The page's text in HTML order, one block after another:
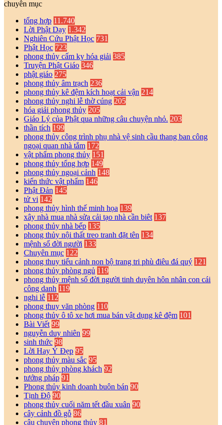
chuyên mục
tổng hợp 11.740
Lời Phật Dạy 1.342
Nghiên Cứu Phật Học 731
Phật Học 723
phong thủy cấm kỵ hóa giải 385
Truyện Phật Giáo 346
phật giáo 275
phong thủy âm trạch 236
phong thủy kê đệm kích hoạt cải vận 214
phong thủy nghi lễ thờ cúng 205
hóa giải phong thủy 205
Giáo Lý của Phật qua những câu chuyện nhỏ. 203
thần tích 199
phong thủy công trình phụ nhà vệ sinh cầu thang ban công
ngoại quan nhà tắm 172
vật phẩm phong thủy 151
phong thủy tổng hợp 149
phong thủy ngoại cảnh 148
kiến thức vật phẩm 146
Phật Đản 145
tử vi 142
phong thủy hình thế minh họa 139
xây nhà mua nhà sửa cải tạo nhà cần biêt 137
phong thủy nhà bếp 135
phong thủy nội thất treo tranh đặt tên 134
mệnh số đời người 133
Chuyên mục 122
phong thuy tiểu cảnh non bộ trang tri phù điêu đá quý 121
phong thủy phòng ngủ 119
phong thủy mệnh số đời người tinh duyên hôn nhân con cái
công danh 119
nghi lễ 112
phong thuy văn phòng 110
phong thủy ô tô xe hơi mua bán vật dụng kê đệm 101
Bài Viết 99
nguyễn duy nhiên 99
sinh thức 98
Lời Hay Ý Đẹp 95
phong thủy màu sắc 95
phong thủy phòng khách 92
tướng pháp 91
Phong thủy kinh doanh buôn bán 90
Tịnh Độ 90
phong thủy cuối năm tết đầu xuân 90
cây cảnh đồ gỗ 86
câu chuyện phong thủy 81